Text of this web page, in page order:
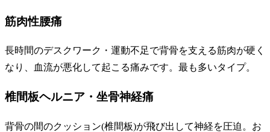
筋肉性腰痛
長時間のデスクワーク・運動不足で背骨を支える筋肉が硬く
なり、血流が悪化して起こる痛みです。最も多いタイプ。
椎間板ヘルニア・坐骨神経痛
背骨の間のクッション(椎間板)が飛び出して神経を圧迫。お